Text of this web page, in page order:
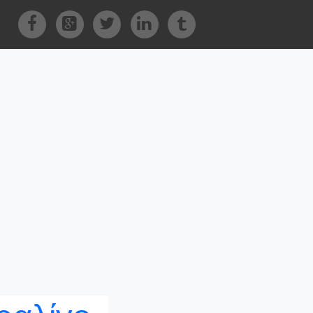
FacebookGoogle+TwitterLinkedIn